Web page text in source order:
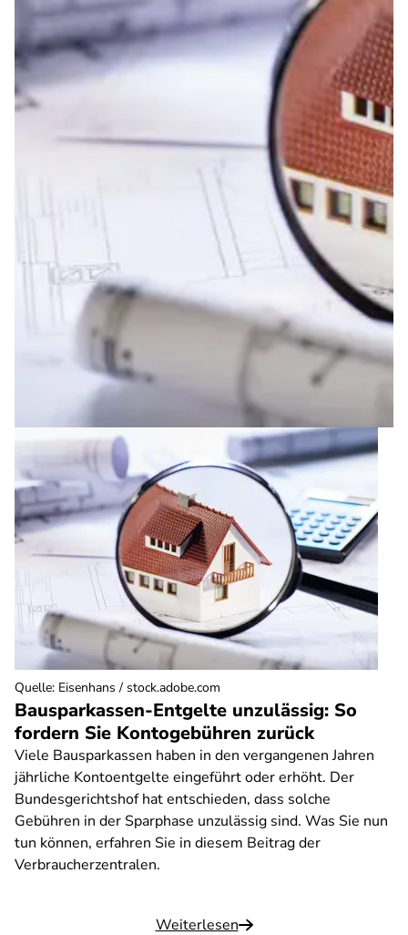
Bausparkassen-Entgelte unzulässig: So
fordern Sie Kontogebühren zurück
Viele Bausparkassen haben in den vergangenen Jahren
jährliche Kontoentgelte eingeführt oder erhöht. Der
Bundesgerichtshof hat entschieden, dass solche
Gebühren in der Sparphase unzulässig sind. Was Sie nun
tun können, erfahren Sie in diesem Beitrag der
Verbraucherzentralen.
Weiterlesen
Quelle: Eisenhans / stock.adobe.com